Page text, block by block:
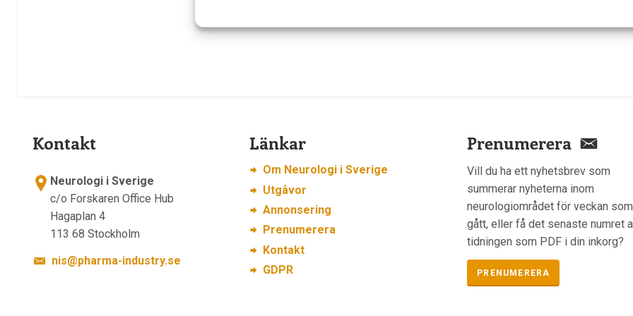
Kontakt
Neurologi i Sverige
c/o Forskaren Office Hub
Hagaplan 4
113 68 Stockholm
nis@pharma-industry.se
Länkar
Om Neurologi i Sverige
Utgåvor
Annonsering
Prenumerera
Kontakt
GDPR
Prenumerera
Vill du ha ett nyhetsbrev som
summerar nyheterna inom
neurologiområdet för veckan som
gått, eller få det senaste numret
tidningen som PDF i din inkorg?
PRENUMERERA